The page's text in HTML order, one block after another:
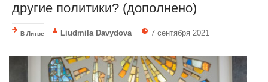
другие политики? (дополнено)
В Литве Liudmila Davydova 7 сентября 2021